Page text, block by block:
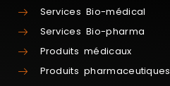
Services Bio-médical
Services Bio-pharma
Produits médicaux
Produits pharmaceutiques